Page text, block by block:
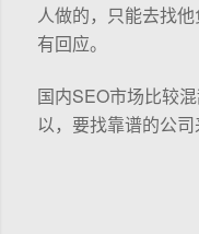
人做的，只能去找
有回应。
国内SEO市场比较
以，要找靠谱的公司